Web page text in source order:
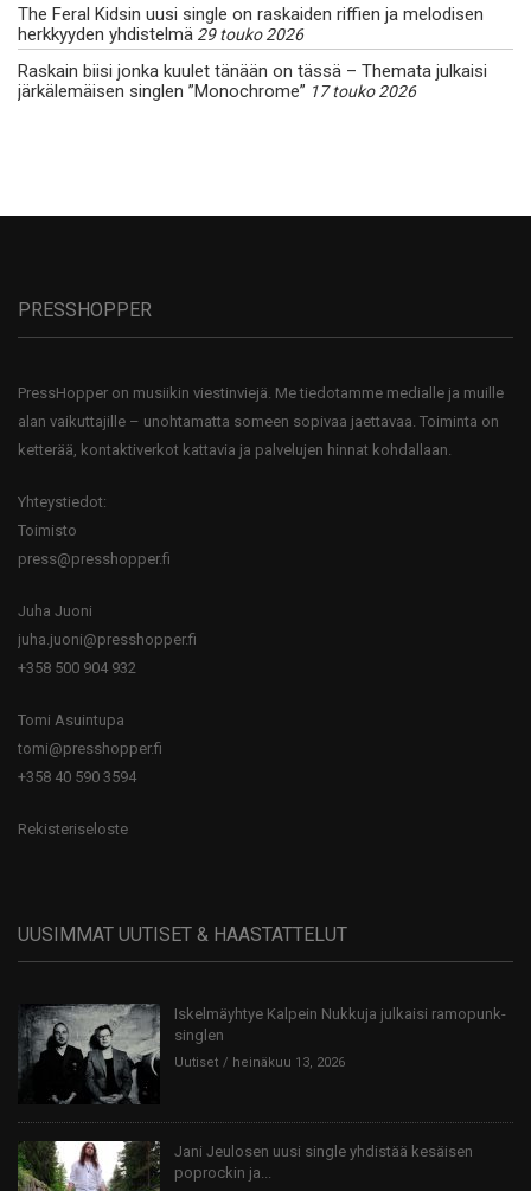
The Feral Kidsin uusi single on raskaiden riffien ja melodisen
herkkyyden yhdistelmä 29 touko 2026
Raskain biisi jonka kuulet tänään on tässä – Themata julkaisi
järkälemäisen singlen ”Monochrome” 17 touko 2026
PRESSHOPPER
PressHopper on musiikin viestinviejä. Me tiedotamme medialle ja muille
alan vaikuttajille – unohtamatta someen sopivaa jaettavaa. Toiminta on
ketterää, kontaktiverkot kattavia ja palvelujen hinnat kohdallaan.
Yhteystiedot:
Toimisto
press@presshopper.fi
Juha Juoni
juha.juoni@presshopper.fi
+358 500 904 932
Tomi Asuintupa
tomi@presshopper.fi
+358 40 590 3594
Rekisteriseloste
UUSIMMAT UUTISET & HAASTATTELUT
Iskelmäyhtye Kalpein Nukkuja julkaisi ramopunk-
singlen
Uutiset heinäkuu 13, 2026
Jani Jeulosen uusi single yhdistää kesäisen
poprockin ja...